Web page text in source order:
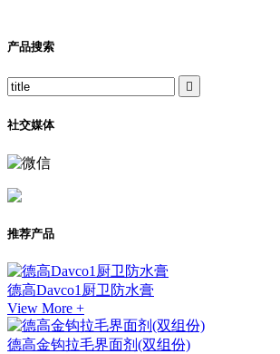
产品搜索

社交媒体
推荐产品
德高Davco1厨卫防水膏
View More +
德高金钩拉毛界面剂(双组份)